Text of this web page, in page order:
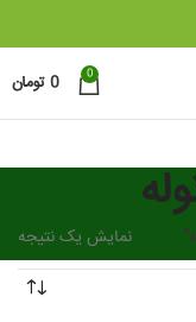
0
0 تومان
نمایش یک نتیجه